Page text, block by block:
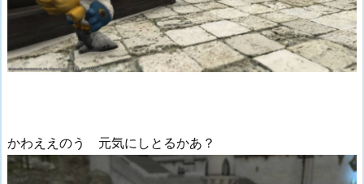
かわええのう 元気にしとるかあ？